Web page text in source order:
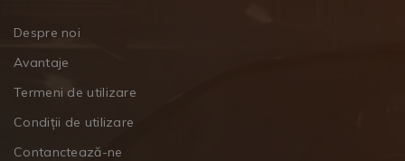
Despre noi
Avantaje
Termeni de utilizare
Condiții de utilizare
Contanctează-ne